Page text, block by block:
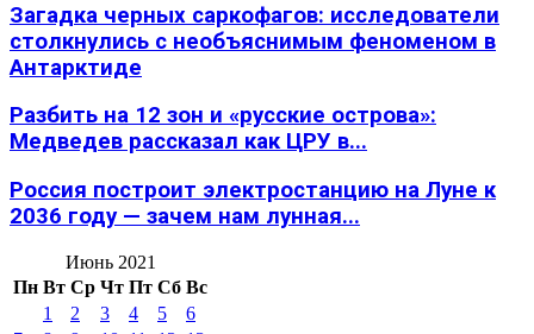
Загадка черных саркофагов: исследователи
столкнулись с необъяснимым феноменом в
Антарктиде
Разбить на 12 зон и «русские острова»:
Медведев рассказал как ЦРУ в...
Россия построит электростанцию на Луне к
2036 году — зачем нам лунная...
Июнь 2021
Пн Вт Ср Чт Пт Сб Вс
1
2 3 4 5
6